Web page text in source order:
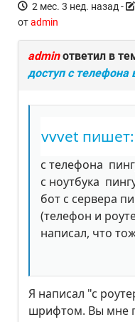
2 мес. 3 нед. назад -
отadmin
adminответил в
доступ с
vvvet пишет:
с телефона
с ноутбука
бот с сервера
(телефон и
написал, что
Я написал "с
шрифтом. Вы мне